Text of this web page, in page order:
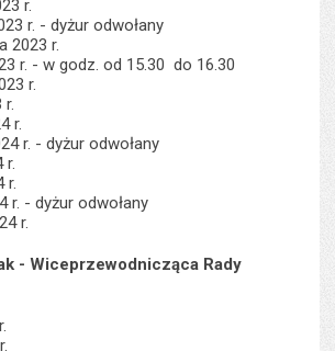
r.
r. - dyżur odwołany
2023 r.
r. - w godz. od 15.30 do 16.30
r.
r.
r.
r. - dyżur odwołany
r.
r.
r. - dyżur odwołany
r.
- Wiceprzewodnicząca Rady